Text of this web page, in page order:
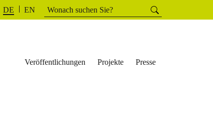
Suchen
nach:
Suchen
DE EN
Veröffentlichungen Projekte Presse